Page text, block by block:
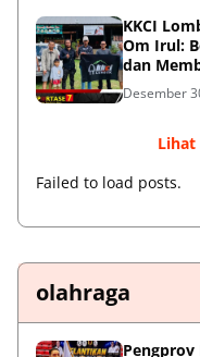
KKCI
Om Irul:
dan
Desember
Lihat
Failed to load posts.
olahraga
Pengprov